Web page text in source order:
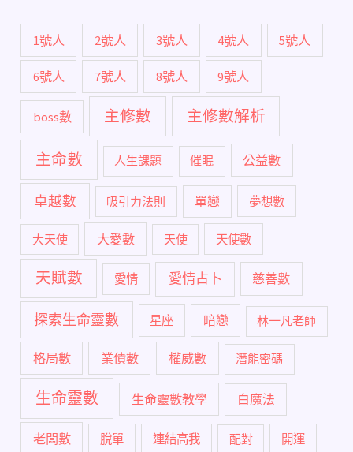
1號人 2號人 3號人 4號人 5號人
6號人 7號人 8號人 9號人
boss數 主修數 主修數解析
主命數 人生課題 催眠 公益數
卓越數 吸引力法則 單戀 夢想數
大天使 大愛數 天使 天使數
天賦數 愛情 愛情占卜 慈善數
探索生命靈數 星座 暗戀 林一凡老師
格局數 業債數 權威數 潛能密碼
生命靈數 生命靈數教學 白魔法
老闆數 脫單 連結高我 配對 開運